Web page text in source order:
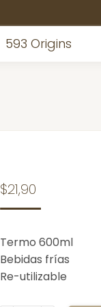
593 Origins
$21,90
Termo 600ml
Bebidas frías
Re-utilizable